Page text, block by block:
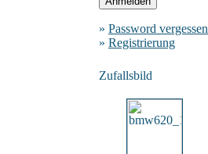
» Password vergessen
» Registrierung
Zufallsbild